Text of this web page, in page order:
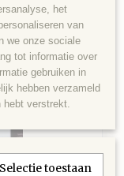
het
van
we onze sociale
tot informatie over
gebruiken in
hebben verzameld
hebt verstrekt.
Selectie toestaan